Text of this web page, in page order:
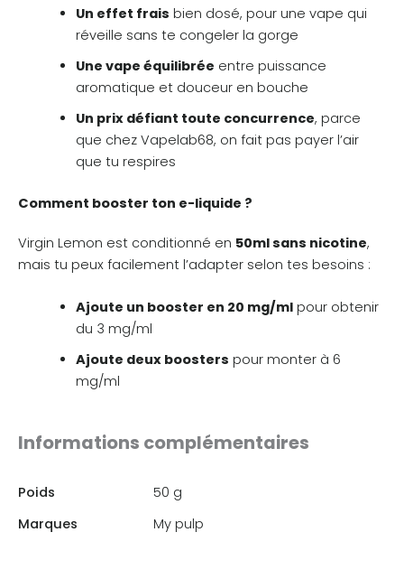
Un effet frais bien dosé, pour une vape qui
réveille sans te congeler la gorge
Une vape équilibrée entre puissance
aromatique et douceur en bouche
Un prix défiant toute concurrence, parce
que chez Vapelab68, on fait pas payer l’air
que tu respires
Comment booster ton e-liquide ?
Virgin Lemon est conditionné en 50ml sans nicotine,
mais tu peux facilement l’adapter selon tes besoins :
Ajoute un booster en 20 mg/mlpour obtenir
du 3 mg/ml
Ajoute deux boosters pour monter à 6
mg/ml
Informations complémentaires
Poids
50 g
Marques
My pulp